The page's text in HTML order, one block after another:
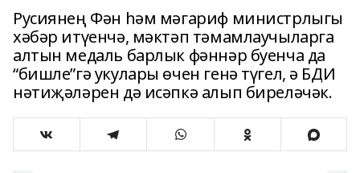
Русиянең Фән һәм мәгариф министрлыгы
хәбәр итүенчә, мәктәп тәмамлаучыларга
алтын медаль барлык фәннәр буенча да
“бишле”гә укулары өчен генә түгел, ә БДИ
нәтиҗәләрен дә исәпкә алып биреләчәк.